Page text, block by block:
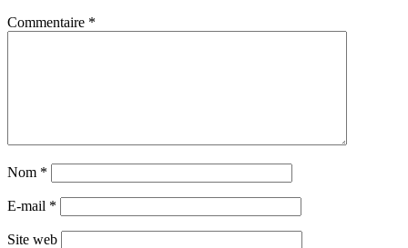
Commentaire *
Nom *
E-mail *
Site web